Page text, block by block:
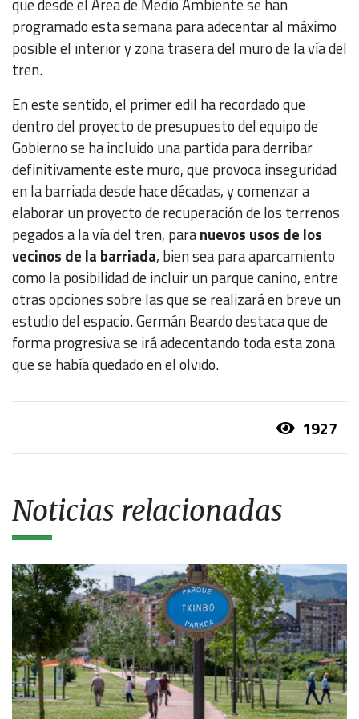
programado esta semana para adecentar al máximo
posible el interior y zona trasera del muro de la vía del
tren.
En este sentido, el primer edil ha recordado que
dentro del proyecto de presupuesto del equipo de
Gobierno se ha incluido una partida para derribar
definitivamente este muro, que provoca inseguridad
en la barriada desde hace décadas, y comenzar a
elaborar un proyecto de recuperación de los terrenos
pegados a la vía del tren, paranuevos usos de los
vecinos de la barriada, bien sea para aparcamiento
como la posibilidad de incluir un parque canino, entre
otras opciones sobre las que se realizará en breve un
estudio del espacio. Germán Beardo destaca que de
forma progresiva se irá adecentando toda esta zona
que se había quedado en el olvido.
1927
Noticias relacionadas